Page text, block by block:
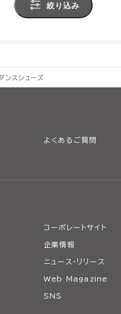
絞り込み
ンスシューズ
よくあるご質問
コーポレートサイト
企業情報
ニュース・リリース
Web Magazine
SNS